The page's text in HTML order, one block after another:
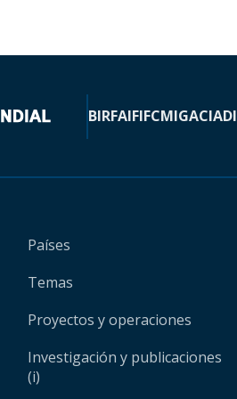
BIRFAIFIFCMIGACIADI
Países
Temas
Proyectos y operaciones
Investigación y publicaciones
(i)